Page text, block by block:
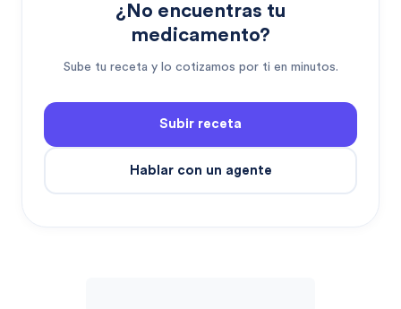
¿No encuentras tu
medicamento?
Sube tu receta y lo cotizamos por ti en minutos.
Subir receta
Hablar con un agente